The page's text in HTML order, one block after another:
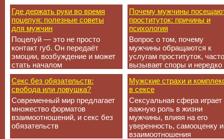
Где держать руки во время
поцелуя: полезные советы
для мужчин
Поцелуй — это не просто
контакт губ. Он передаёт
эмоции, возбуждение и может
стать началом
Почему мужчины
проституток: причины и
психология
Вопрос о том, почему
мужчины обращаются к
услугам проституток, часто
вызывает споры и нередко
Секс без обязательств:
свобода или ловушка?
Современный мир предлагает
множество форматов
взаимоотношений, и секс без
обязательств
Мужские страхи и
в сексе
Сексуальная сфера играет
важную роль в жизни
мужчины, влияя на его
уверенность, самооценку и
взаимоотношения